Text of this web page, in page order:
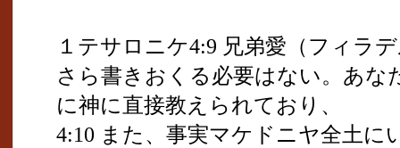
１テサロニケ4:9 兄弟愛（フィラ
さら書きおくる必要はない。あな
に神に直接教えられており、
4:10 また、事実マケドニヤ全土に